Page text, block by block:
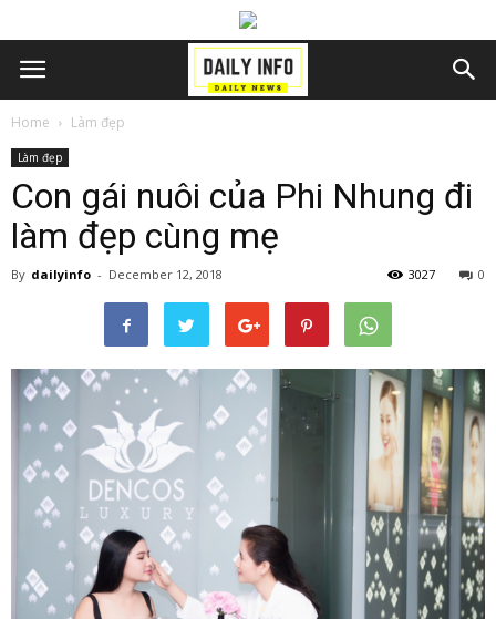
Home Làm đẹp
Làm đẹp
Con gái nuôi của Phi Nhung đi
làm đẹp cùng mẹ
By dailyinfo - December 12, 2018 0
3027